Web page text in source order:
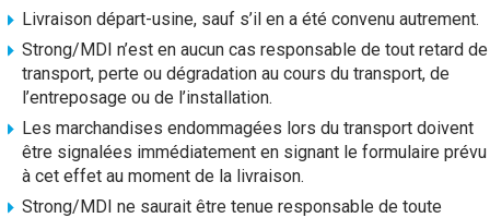
Livraison départ-usine, sauf s’il en a été convenu autrement.
Strong/MDI n’est en aucun cas responsable de tout retard de
transport, perte ou dégradation au cours du transport, de
l’entreposage ou de l’installation.
Les marchandises endommagées lors du transport doivent
être signalées immédiatement en signant le formulaire prévu
à cet effet au moment de la livraison.
Strong/MDI ne saurait être tenue responsable de toute